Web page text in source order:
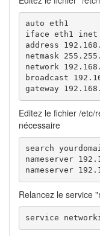
auto eth1
iface eth1
address
netmask
network
broadcast
gateway
Editez le fichier /etc/
nécessaire
search
nameserver
nameserver
Relancez le service
service